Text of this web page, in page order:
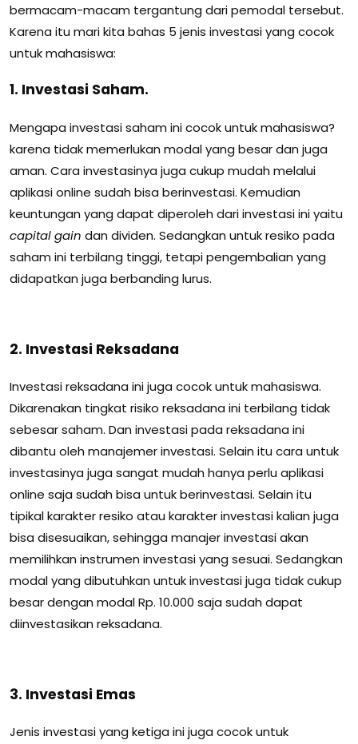
bermacam-macam tergantung dari pemodal tersebut.
Karena itu mari kita bahas 5 jenis investasi yang cocok
untuk mahasiswa:
1. Investasi Saham.
Mengapa investasi saham ini cocok untuk mahasiswa?
karena tidak memerlukan modal yang besar dan juga
aman. Cara investasinya juga cukup mudah melalui
aplikasi online sudah bisa berinvestasi. Kemudian
keuntungan yang dapat diperoleh dari investasi ini yaitu
capital gain dan dividen. Sedangkan untuk resiko pada
saham ini terbilang tinggi, tetapi pengembalian yang
didapatkan juga berbanding lurus.
2. Investasi Reksadana
Investasi reksadana ini juga cocok untuk mahasiswa.
Dikarenakan tingkat risiko reksadana ini terbilang tidak
sebesar saham. Dan investasi pada reksadana ini
dibantu oleh manajemer investasi. Selain itu cara untuk
investasinya juga sangat mudah hanya perlu aplikasi
online saja sudah bisa untuk berinvestasi. Selain itu
tipikal karakter resiko atau karakter investasi kalian juga
bisa disesuaikan, sehingga manajer investasi akan
memilihkan instrumen investasi yang sesuai. Sedangkan
modal yang dibutuhkan untuk investasi juga tidak cukup
besar dengan modal Rp. 10.000 saja sudah dapat
diinvestasikan reksadana.
3. Investasi Emas
Jenis investasi yang ketiga ini juga cocok untuk